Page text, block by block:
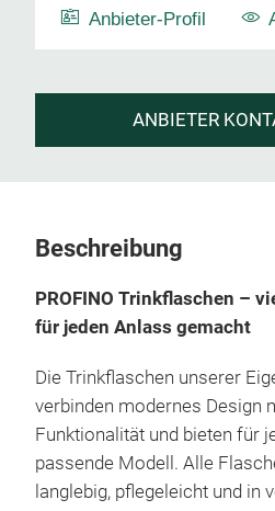
Anbieter-Profil
ANBIETER
Beschreibung
PROFINO Trinkflaschen –
für jeden Anlass gemacht
Die Trinkflaschen unserer
verbinden modernes Design
Funktionalität und bieten für
passende Modell. Alle
langlebig, pflegeleicht und in